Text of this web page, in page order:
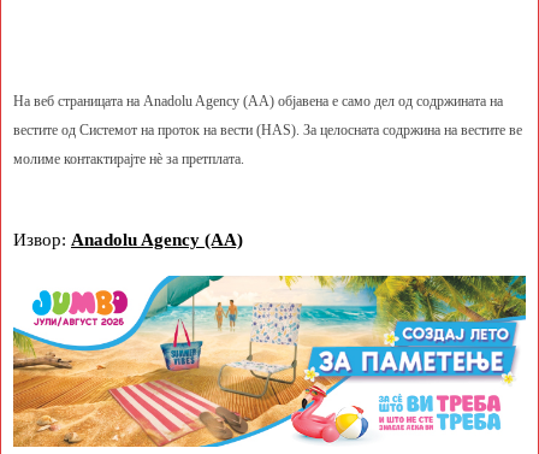
На веб страницата на Anadolu Agency (AA) објавена е само дел од содржината на
вестите од Системот на проток на вести (HAS). За целосната содржина на вестите ве
молиме контактирајте нè за претплата.
Извор: Anadolu Agency (AA)